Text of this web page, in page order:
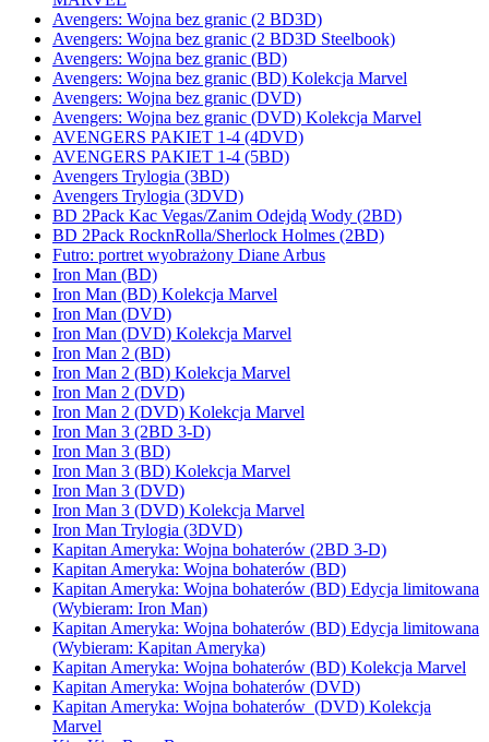
Avengers: Wojna bez granic (2 BD3D)
Avengers: Wojna bez granic (2 BD3D Steelbook)
Avengers: Wojna bez granic (BD)
Avengers: Wojna bez granic (BD) Kolekcja Marvel
Avengers: Wojna bez granic (DVD)
Avengers: Wojna bez granic (DVD) Kolekcja Marvel
AVENGERS PAKIET 1-4 (4DVD)
AVENGERS PAKIET 1-4 (5BD)
Avengers Trylogia (3BD)
Avengers Trylogia (3DVD)
BD 2Pack Kac Vegas/Zanim Odejdą Wody (2BD)
BD 2Pack RocknRolla/Sherlock Holmes (2BD)
Futro: portret wyobrażony Diane Arbus
Iron Man (BD)
Iron Man (BD) Kolekcja Marvel
Iron Man (DVD)
Iron Man (DVD) Kolekcja Marvel
Iron Man 2 (BD)
Iron Man 2 (BD) Kolekcja Marvel
Iron Man 2 (DVD)
Iron Man 2 (DVD) Kolekcja Marvel
Iron Man 3 (2BD 3-D)
Iron Man 3 (BD)
Iron Man 3 (BD) Kolekcja Marvel
Iron Man 3 (DVD)
Iron Man 3 (DVD) Kolekcja Marvel
Iron Man Trylogia (3DVD)
Kapitan Ameryka: Wojna bohaterów (2BD 3-D)
Kapitan Ameryka: Wojna bohaterów (BD)
Kapitan Ameryka: Wojna bohaterów (BD) Edycja limitowana
(Wybieram: Iron Man)
Kapitan Ameryka: Wojna bohaterów (BD) Edycja limitowana
(Wybieram: Kapitan Ameryka)
Kapitan Ameryka: Wojna bohaterów (BD) Kolekcja Marvel
Kapitan Ameryka: Wojna bohaterów (DVD)
Kapitan Ameryka: Wojna bohaterów (DVD) Kolekcja
Marvel